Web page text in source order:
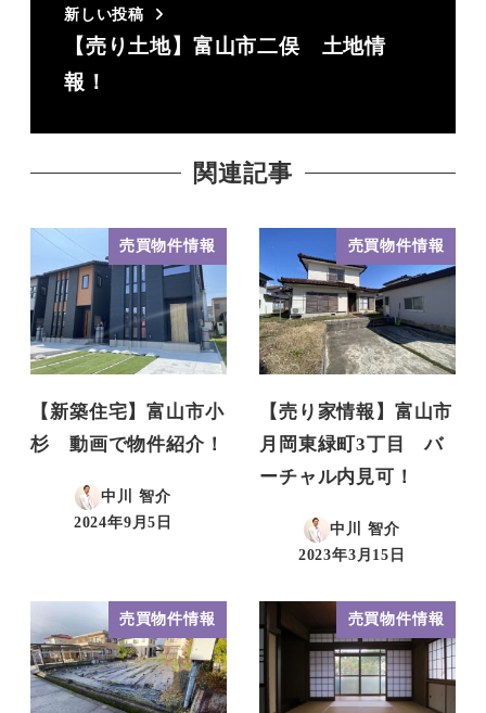
新しい投稿
【売り土地】富山市二俣 土地情
報！
関連記事
売買物件情報
【新築住宅】富山市小
杉 動画で物件紹介！
中川 智介
投稿日
2024年9月5日
売買物件情報
【売り家情報】富山市
月岡東緑町3丁目 バ
ーチャル内見可！
中川 智介
投稿日
2023年3月15日
売買物件情報 売買物件情報